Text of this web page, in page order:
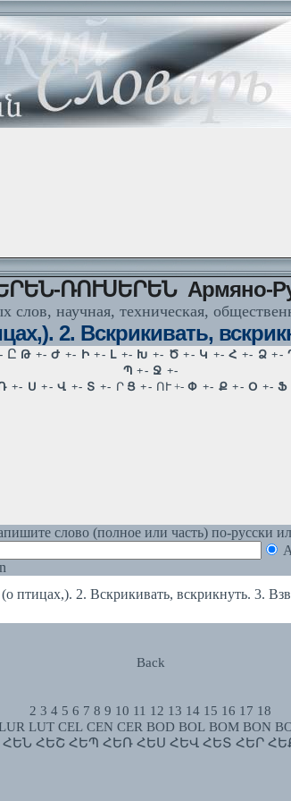
ՌՈՒՍԵՐԵՆ Армяно-
слов, научная, техническая,
2. Вскрикивать,
слово (полное или часть) по-русски
2. Вскрикивать, вскрикнуть. 3.
Back
2 3 4 5 6 7 8 9 10 11 12 13 14 15 16 17 18
LUT CEL CEN CER BOD BOL BOM BON
ՀԵՆ ՀԵՇ ՀԵՊ ՀԵՌ ՀԵՍ ՀԵՎ ՀԵՏ ՀԵՐ